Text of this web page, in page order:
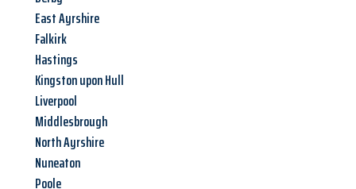
East Ayrshire
Falkirk
Hastings
Kingston upon Hull
Liverpool
Middlesbrough
North Ayrshire
Nuneaton
Poole